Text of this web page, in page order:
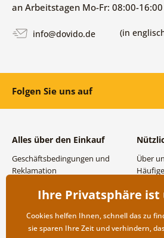
an Arbeitstagen Mo-Fr: 08:00-16:00
info@dovido.de (in
Folgen Sie uns auf
Alles über den Einkauf
Geschäftsbedingungen und
Reklamation
Versand- und
Rücksendung der Ware
Über
Ihre Privatsphäre ist
Cookies helfen Ihnen, schnell das zu
sie sparen Ihre Zeit und verhindern,